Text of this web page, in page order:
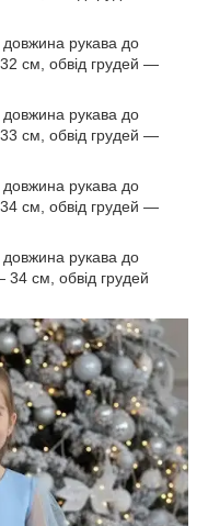
рукава до
см, обвід грудей —
рукава до
см, обвід грудей —
рукава до
см, обвід грудей —
рукава до
см, обвід грудей